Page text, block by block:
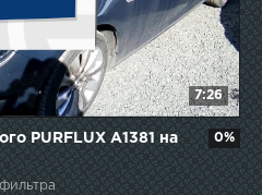
7:26
PURFLUX A1381 на
0%